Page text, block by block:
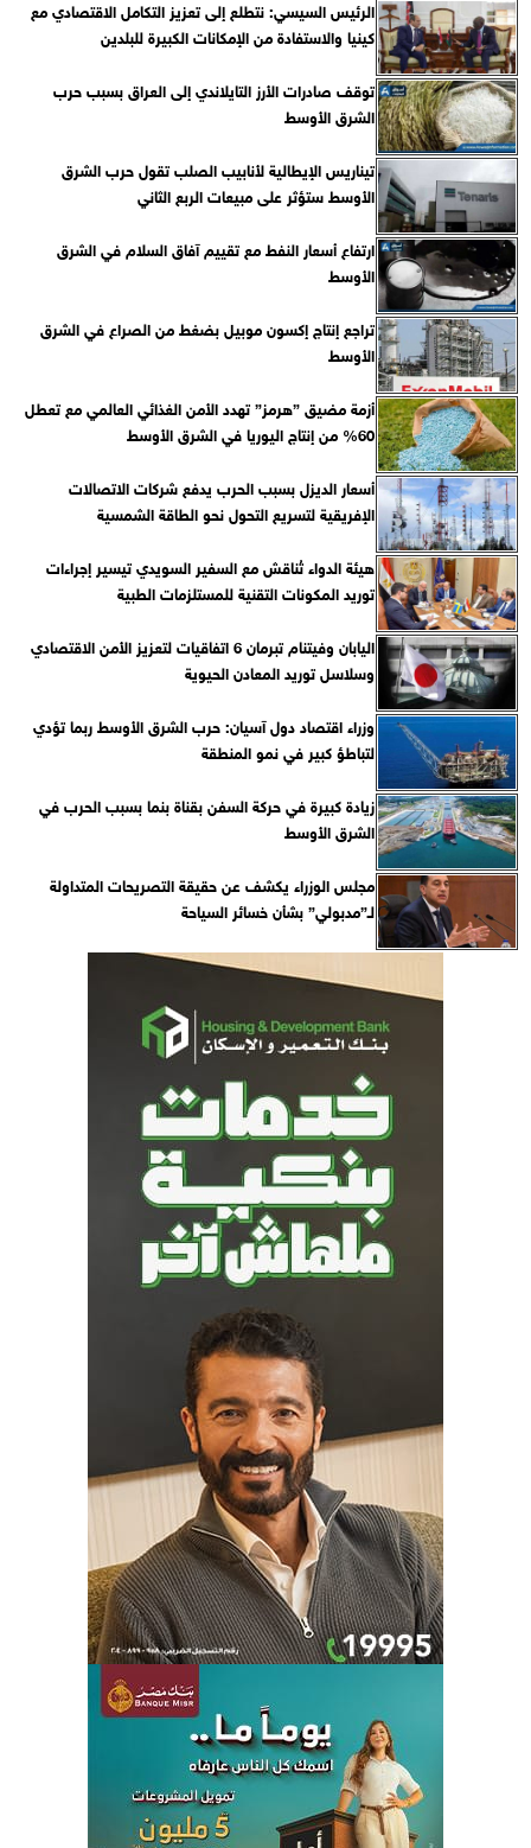
الرئيس السيسي: نتطلع إلى تعزيز التكامل الاقتصادي مع
كينيا والاستفادة من الإمكانات الكبيرة للبلدين
توقف صادرات الأرز التايلاندي إلى العراق بسبب حرب
الشرق الأوسط
تيناريس الإيطالية لأنابيب الصلب تقول حرب الشرق
الأوسط ستؤثر على مبيعات الربع الثاني
ارتفاع أسعار النفط مع تقييم آفاق السلام في الشرق
الأوسط
تراجع إنتاج إكسون موبيل بضغط من الصراع في الشرق
الأوسط
أزمة مضيق ”هرمز” تهدد الأمن الغذائي العالمي مع تعطل
60% من إنتاج اليوريا في الشرق الأوسط
أسعار الديزل بسبب الحرب يدفع شركات الاتصالات
الإفريقية لتسريع التحول نحو الطاقة الشمسية
هيئة الدواء تُناقش مع السفير السويدي تيسير إجراءات
توريد المكونات التقنية للمستلزمات الطبية
اليابان وفيتنام تبرمان 6 اتفاقيات لتعزيز الأمن الاقتصادي
وسلاسل توريد المعادن الحيوية
وزراء اقتصاد دول آسيان: حرب الشرق الأوسط ربما تؤدي
لتباطؤ كبير في نمو المنطقة
زيادة كبيرة في حركة السفن بقناة بنما بسبب الحرب في
الشرق الأوسط
مجلس الوزراء يكشف عن حقيقة التصريحات المتداولة
لـ”مدبولي” بشأن خسائر السياحة